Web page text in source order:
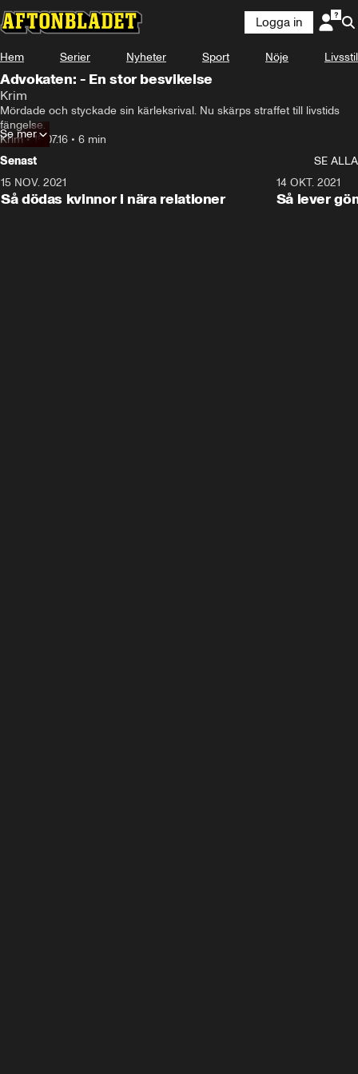
Logga in
Hem Serier Nyheter Sport Nöje Livsstil
Advokaten: - En stor besvikelse
Krim
Mördade och styckade sin kärleksrival. Nu skärps straffet till livstids
fängelse.
Krim•15.07.16 • 6 min
Se mer
Senast
SE ALLA
15 NOV. 2021
Så dödas kvinnor i nära relationer
14 OKT. 2021
Så lever